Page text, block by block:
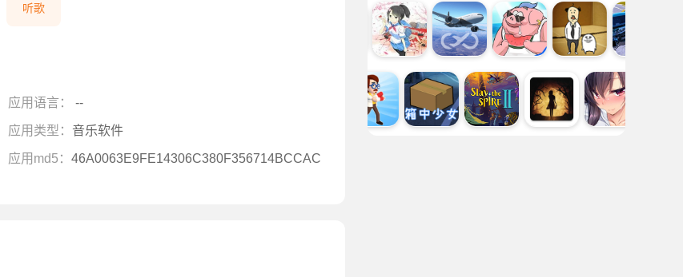
听歌
应用语言： --
应用类型： 音乐软件
应用md5： 46A0063E9FE14306C380F356714BCCAC